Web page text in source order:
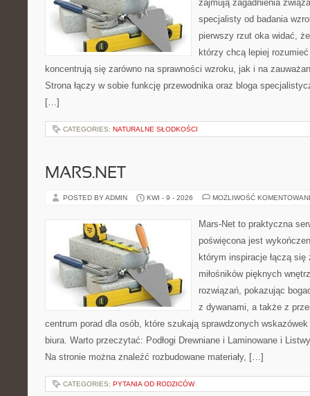
zajmują zagadnienia
specjalisty od badania
pierwszy rzut oka widać,
którzy chcą lepiej
koncentrują się zarówno na sprawności wzroku, jak i na
Strona łączy w sobie funkcję przewodnika oraz bloga
[…]
CATEGORIES: NATURALNE SŁODKOŚCI
MARS.NET
POSTED BY ADMIN KWI - 9 - 2026 MOŻLIWOŚĆ
Mars-Net to praktyczna
poświęcona jest
którym inspiracje łączą
miłośników pięknych
rozwiązań, pokazując
z dywanami, a także z
centrum porad dla osób, które szukają sprawdzonych
biura. Warto przeczytać: Podłogi Drewniane i Laminowane i
Na stronie można znaleźć rozbudowane materiały, […]
CATEGORIES: PYTANIA OD RODZICÓW